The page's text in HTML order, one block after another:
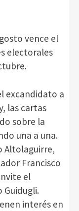
vence el
electorales
excandidato a
las cartas
sobre la
una a una.
Altolaguirre,
Francisco
el
interés en